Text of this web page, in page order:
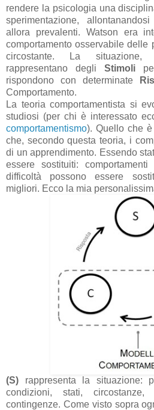
rendere la psicologia una
sperimentazione,
allora prevalenti. Watson era
comportamento osservabile delle
circostante. La situazione,
rappresentano degliStimoli
rispondono con determinate
Comportamento.
La teoria comportamentista si
studiosi (per chi è interessato
comportamentismo). Quello che
che, secondo questa teoria, i
di un apprendimento. Essendo
essere sostituiti:
difficoltà possono essere
migliori. Ecco la mia
(S) rappresenta la situazione:
condizioni, stati,
contingenze. Come visto sopra